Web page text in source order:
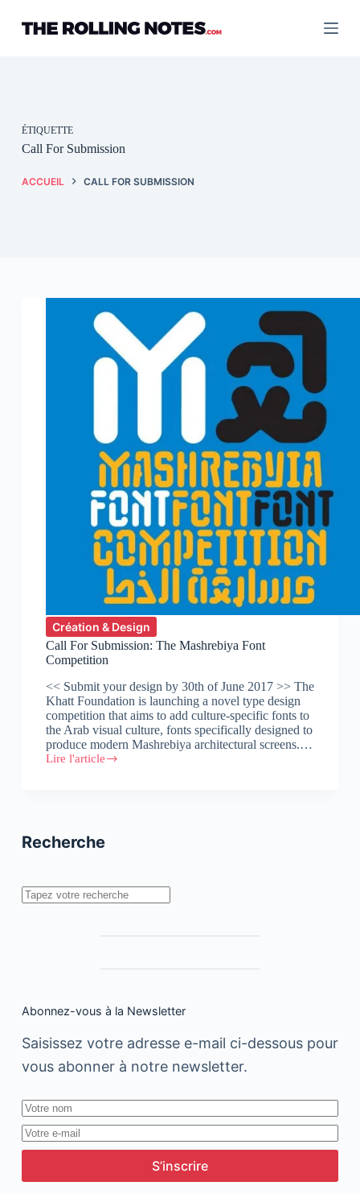
contenu
ÉTIQUETTE
Call For Submission
ACCUEIL CALL FOR SUBMISSION
Création & Design
Call For Submission: The Mashrebiya Font
Competition
<< Submit your design by 30th of June 2017 >> The
Khatt Foundation is launching a novel type design
competition that aims to add culture-specific fonts to
the Arab visual culture, fonts specifically designed to
produce modern Mashrebiya architectural screens.…
Lire l'article
Call
Competition
Recherche
Rechercher
Abonnez-vous à la Newsletter
Saisissez votre adresse e-mail ci-dessous pour
vous abonner à notre newsletter.
S’inscrire